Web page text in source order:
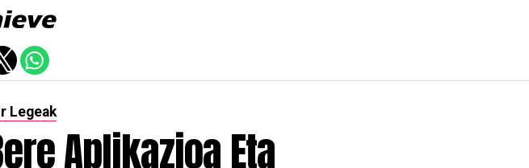
Legeak
Aplikazioa Eta